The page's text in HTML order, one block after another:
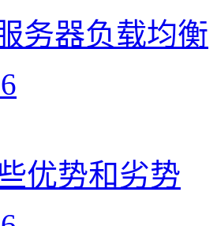
务器负载均衡
优势和劣势